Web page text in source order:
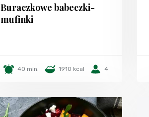
Buraczkowe babeczki-
mufinki
40 min. 1910 kcal 4